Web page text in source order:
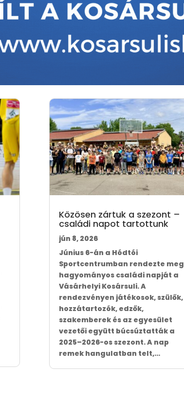
Közösen zártuk a szezont –
családi napot tartottunk
jún 8, 2026
Június 6-án a Hódtói
Sportcentrumban rendezte meg
hagyományos családi napját a
Vásárhelyi Kosársuli. A
rendezvényen játékosok, szülők,
hozzátartozók, edzők,
szakemberek és az egyesület
vezetői együtt búcsúztatták a
2025–2026-os szezont. A nap
remek hangulatban telt,...